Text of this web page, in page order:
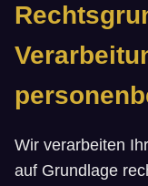
Wir verarbeiten
auf Grundlage